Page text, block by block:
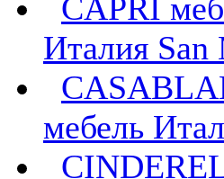
CAPRI
Италия San
мебель